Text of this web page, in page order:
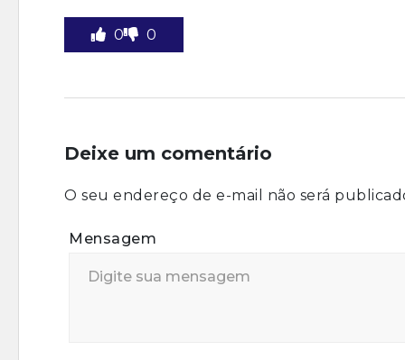
0 0
Deixe um comentário
O seu endereço de e-mail não será
Mensagem